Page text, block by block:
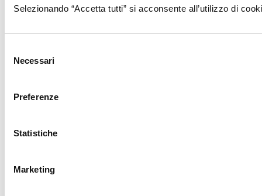
Selezionando “Accetta tutti” si acconsente all’utilizzo di
delNecessari
Preferenze
Statistiche
Marketing